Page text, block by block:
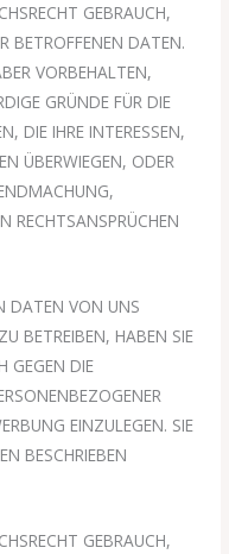
GEBRAUCH,
BETROFFENEN DATEN.
VORBEHALTEN,
GRÜNDE FÜR DIE
DIE IHRE INTERESSEN,
ÜBERWIEGEN, ODER
RECHTSANSPRÜCHEN
DATEN VON UNS
BETREIBEN, HABEN SIE
GEGEN DIE
EINZULEGEN. SIE
BESCHRIEBEN
GEBRAUCH,